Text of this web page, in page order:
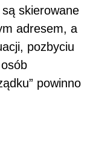
skierowane
adresem, a
pozbyciu
powinno